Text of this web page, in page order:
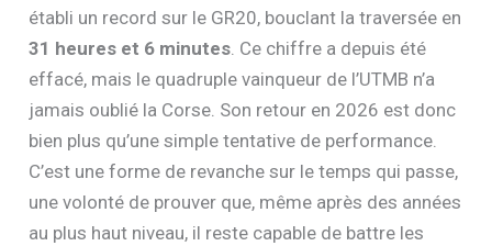
établi un record sur le GR20, bouclant la traversée en
31 heures et 6 minutes. Ce chiffre a depuis été
effacé, mais le quadruple vainqueur de l’UTMB n’a
jamais oublié la Corse. Son retour en 2026 est donc
bien plus qu’une simple tentative de performance.
C’est une forme de revanche sur le temps qui passe,
une volonté de prouver que, même après des années
au plus haut niveau, il reste capable de battre les